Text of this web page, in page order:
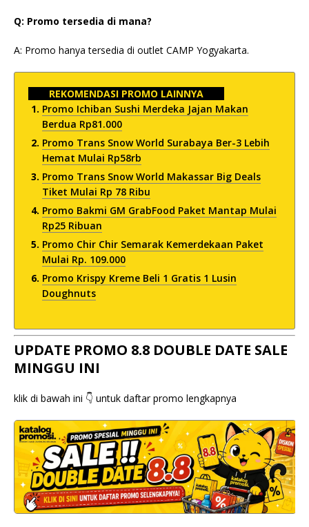
Q: Promo tersedia di mana?
A: Promo hanya tersedia di outlet CAMP Yogyakarta.
REKOMENDASI PROMO LAINNYA
Promo Ichiban Sushi Merdeka Jajan Makan
Berdua Rp81.000
Promo Trans Snow World Surabaya Ber-3 Lebih
Hemat Mulai Rp58rb
Promo Trans Snow World Makassar Big Deals
Tiket Mulai Rp 78 Ribu
Promo Bakmi GM GrabFood Paket Mantap Mulai
Rp25 Ribuan
Promo Chir Chir Semarak Kemerdekaan Paket
Mulai Rp. 109.000
Promo Krispy Kreme Beli 1 Gratis 1 Lusin
Doughnuts
UPDATE PROMO 8.8 DOUBLE DATE SALE
MINGGU INI
klik di bawah ini 👇 untuk daftar promo lengkapnya